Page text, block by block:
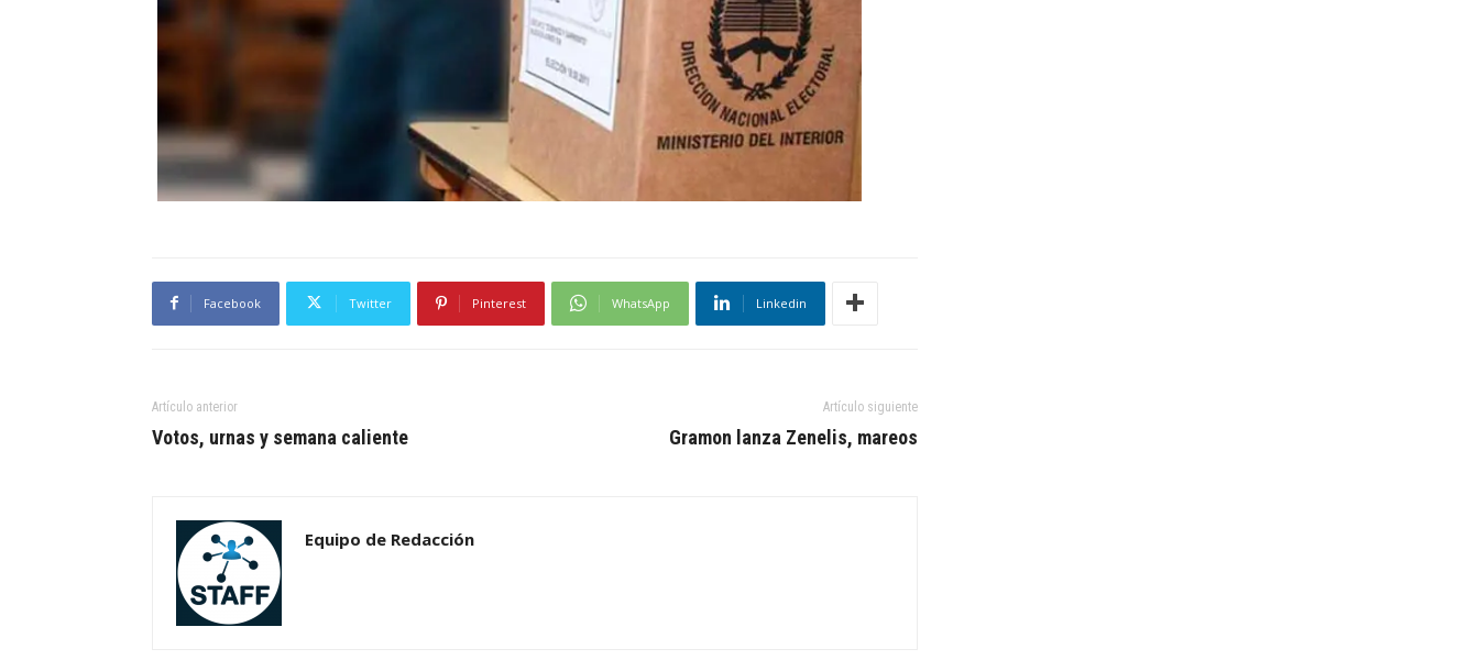
Facebook Twitter Pinterest WhatsApp Linkedin
Artículo anterior
Votos, urnas y semana caliente
Artículo siguiente
Gramon lanza Zenelis, mareos
Equipo de Redacción